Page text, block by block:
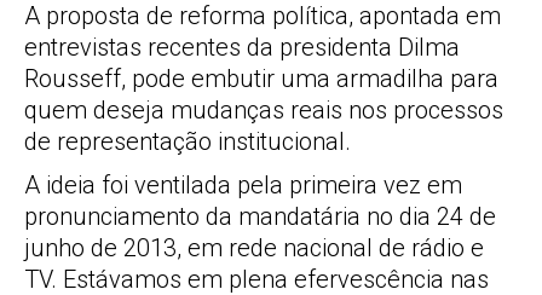
A proposta de reforma política, apontada em
entrevistas recentes da presidenta Dilma
Rousseff, pode embutir uma armadilha para
quem deseja mudanças reais nos processos
de representação institucional.
A ideia foi ventilada pela primeira vez em
pronunciamento da mandatária no dia 24 de
junho de 2013, em rede nacional de rádio e
TV. Estávamos em plena efervescência nas